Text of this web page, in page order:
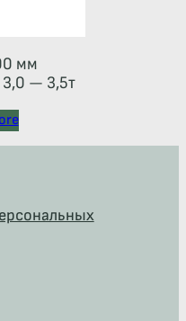
мм
— 3,5т